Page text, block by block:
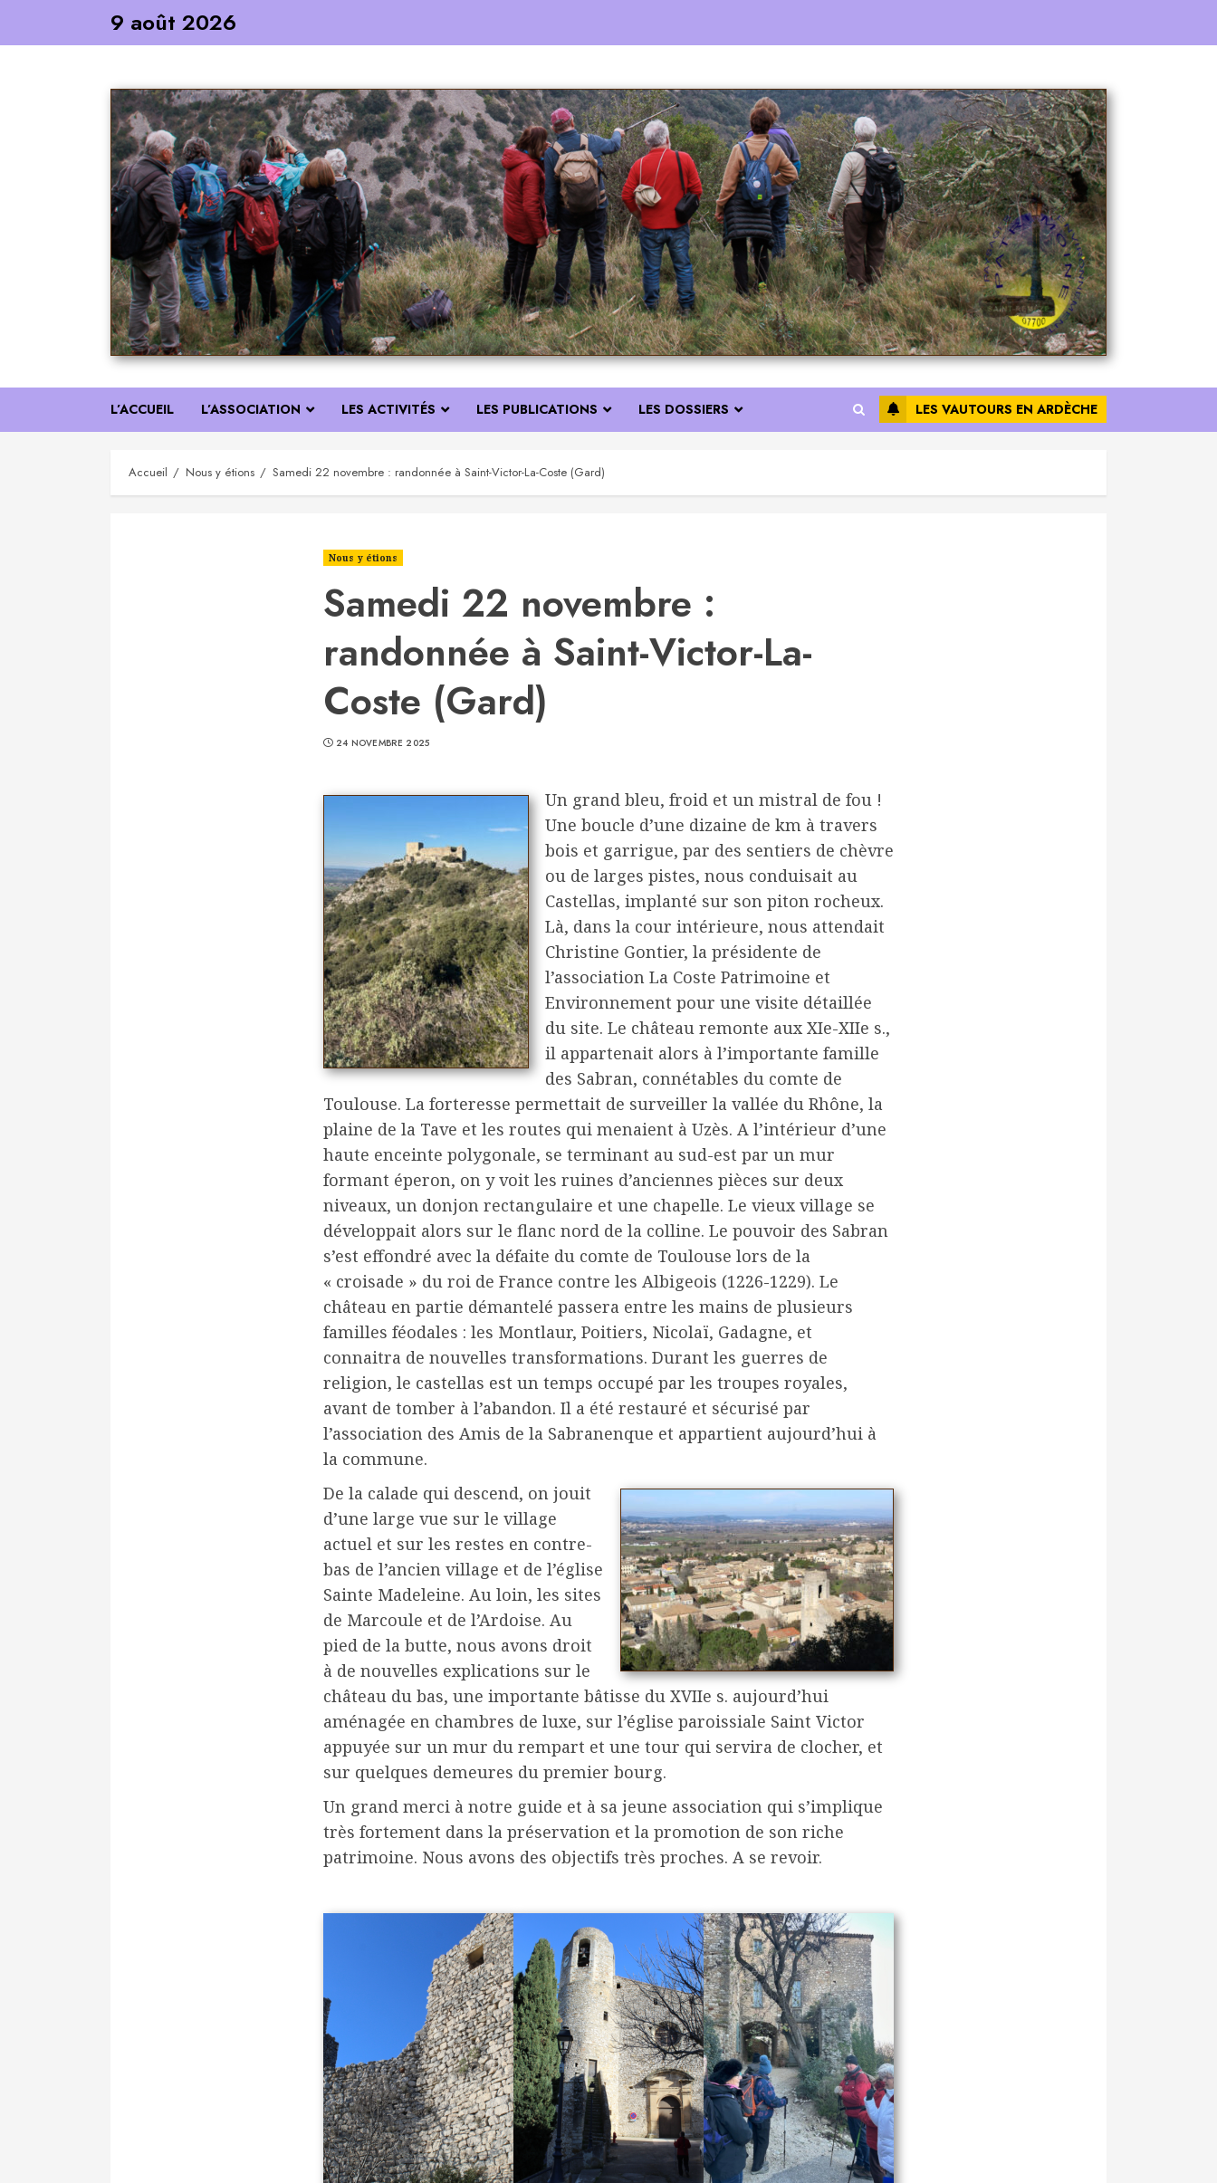
9 août 2026
L’ACCUEIL L’ASSOCIATION LES ACTIVITÉS LES PUBLICATIONS LES DOSSIERS LES VAUTOURS EN ARDÈCHE
Accueil Nous y étions Samedi 22 novembre : randonnée à Saint-Victor-La-Coste (Gard)
Nous y étions
Samedi 22 novembre :
randonnée à Saint-Victor-La-
Coste (Gard)
24 NOVEMBRE 2025
Un grand bleu, froid et un mistral de fou !
Une boucle d’une dizaine de km à travers
bois et garrigue, par des sentiers de chèvre
ou de larges pistes, nous conduisait au
Castellas, implanté sur son piton rocheux.
Là, dans la cour intérieure, nous attendait
Christine Gontier, la présidente de
l’association La Coste Patrimoine et
Environnement pour une visite détaillée
du site. Le château remonte aux XIe-XIIe s.,
il appartenait alors à l’importante famille
des Sabran, connétables du comte de
Toulouse. La forteresse permettait de surveiller la vallée du Rhône, la
plaine de la Tave et les routes qui menaient à Uzès. A l’intérieur d’une
haute enceinte polygonale, se terminant au sud-est par un mur
formant éperon, on y voit les ruines d’anciennes pièces sur deux
niveaux, un donjon rectangulaire et une chapelle. Le vieux village se
développait alors sur le flanc nord de la colline. Le pouvoir des Sabran
s’est effondré avec la défaite du comte de Toulouse lors de la
« croisade » du roi de France contre les Albigeois (1226-1229). Le
château en partie démantelé passera entre les mains de plusieurs
familles féodales : les Montlaur, Poitiers, Nicolaï, Gadagne, et
connaitra de nouvelles transformations. Durant les guerres de
religion, le castellas est un temps occupé par les troupes royales,
avant de tomber à l’abandon. Il a été restauré et sécurisé par
l’association des Amis de la Sabranenque et appartient aujourd’hui à
la commune.
De la calade qui descend, on jouit
d’une large vue sur le village
actuel et sur les restes en contre-
bas de l’ancien village et de l’église
Sainte Madeleine. Au loin, les sites
de Marcoule et de l’Ardoise. Au
pied de la butte, nous avons droit
à de nouvelles explications sur le
château du bas, une importante bâtisse du XVIIe s. aujourd’hui
aménagée en chambres de luxe, sur l’église paroissiale Saint Victor
appuyée sur un mur du rempart et une tour qui servira de clocher, et
sur quelques demeures du premier bourg.
Un grand merci à notre guide et à sa jeune association qui s’implique
très fortement dans la préservation et la promotion de son riche
patrimoine. Nous avons des objectifs très proches. A se revoir.